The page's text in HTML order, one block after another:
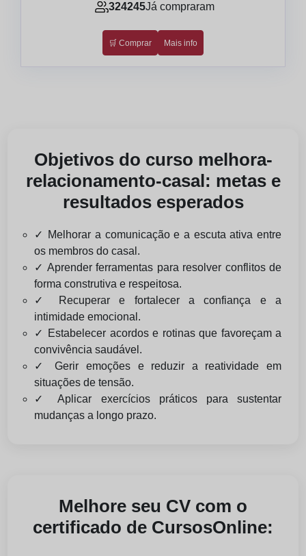
324245Já compraram
🛒 Comprar Mais info
Objetivos do curso melhora-
relacionamento-casal: metas e
resultados esperados
✓ Melhorar a comunicação e a escuta ativa entre
os membros do casal.
✓ Aprender ferramentas para resolver conflitos de
forma construtiva e respeitosa.
✓ Recuperar e fortalecer a confiança e a
intimidade emocional.
✓ Estabelecer acordos e rotinas que favoreçam a
convivência saudável.
✓ Gerir emoções e reduzir a reatividade em
situações de tensão.
✓ Aplicar exercícios práticos para sustentar
mudanças a longo prazo.
Melhore seu CV com o
certificado de CursosOnline: